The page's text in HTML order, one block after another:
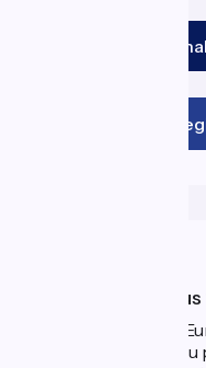
Qui sommes-nous
La Scandibérique-
développé et